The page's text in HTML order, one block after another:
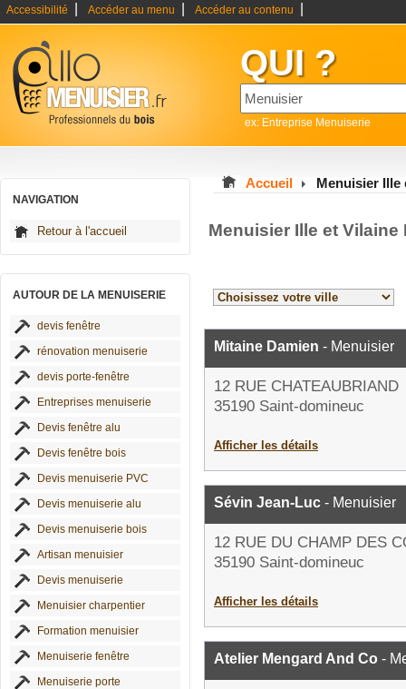
Accessibilité Accéder au menu Accéder au contenu
QUI ?
ex: Entreprise Menuiserie
NAVIGATION
Retour à l'accueil
AUTOUR DE LA MENUISERIE
devis fenêtre
rénovation menuiserie
devis porte-fenêtre
Entreprises menuiserie
Devis fenêtre alu
Devis fenêtre bois
Devis menuiserie PVC
Devis menuiserie alu
Devis menuiserie bois
Artisan menuisier
Devis menuiserie
Menuisier charpentier
Formation menuisier
Menuiserie fenêtre
Menuiserie porte
Accueil Menuisier Ille
Menuisier Ille et Vilaine
Mitaine Damien - Menuisier
12 RUE CHATEAUBRIAND
35190 Saint-domineuc
Afficher les détails
Sévin Jean-Luc - Menuisier
12 RUE DU CHAMP DES
35190 Saint-domineuc
Afficher les détails
Atelier Mengard And Co -